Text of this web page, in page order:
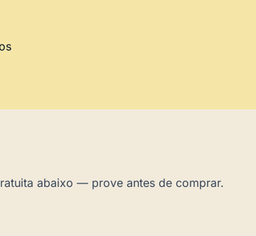
abaixo — prove antes de comprar.